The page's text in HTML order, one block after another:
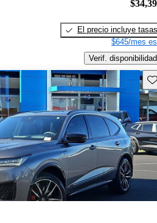
El precio incluye tasas
$645/mes
Verif. disponibilidad